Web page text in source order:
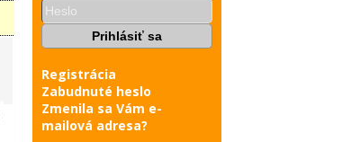
Registrácia
Zabudnuté heslo
Zmenila sa Vám e-
mailová adresa?